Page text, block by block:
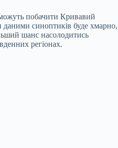
побачити Кривавий
даними синоптиків буде хмарно,
шанс насолодитись
регіонах.